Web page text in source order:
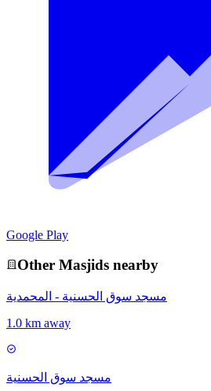
Google Play
Other Masjids nearby
مسجد سوق الحسنية - المحمدية
1.0 km away
مسجد سوق الحسنية